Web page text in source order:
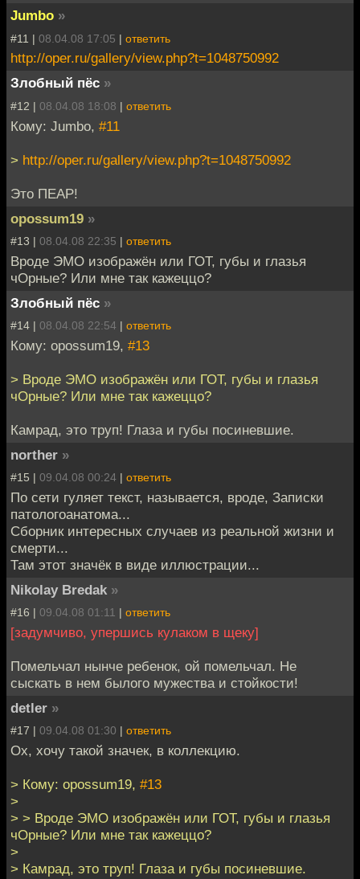
Jumbo »
#11 | 08.04.08 17:05 | ответить
http://oper.ru/gallery/view.php?t=1048750992
Злобный пёс »
#12 | 08.04.08 18:08 | ответить
Кому: Jumbo, #11
> http://oper.ru/gallery/view.php?t=1048750992
Это ПЕАР!
opossum19 »
#13 | 08.04.08 22:35 | ответить
Вроде ЭМО изображён или ГОТ, губы и глазья
чОрные? Или мне так кажеццо?
Злобный пёс »
#14 | 08.04.08 22:54 | ответить
Кому: opossum19, #13
> Вроде ЭМО изображён или ГОТ, губы и глазья
чОрные? Или мне так кажеццо?
Камрад, это труп! Глаза и губы посиневшие.
norther »
#15 | 09.04.08 00:24 | ответить
По сети гуляет текст, называется, вроде, Записки
патологоанатома...
Сборник интересных случаев из реальной жизни и
смерти...
Там этот значёк в виде иллюстрации...
Nikolay Bredak »
#16 | 09.04.08 01:11 | ответить
[задумчиво, упершись кулаком в щеку]
Помельчал нынче ребенок, ой помельчал. Не
сыскать в нем былого мужества и стойкости!
detler »
#17 | 09.04.08 01:30 | ответить
Ох, хочу такой значек, в коллекцию.
> Кому: opossum19, #13
>
> > Вроде ЭМО изображён или ГОТ, губы и глазья
чОрные? Или мне так кажеццо?
>
> Камрад, это труп! Глаза и губы посиневшие.